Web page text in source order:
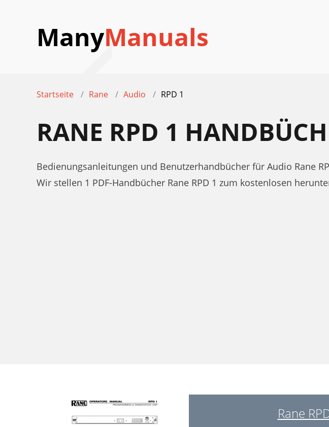
ManyManuals
Startseite Rane Audio RPD 1
RANE RPD 1
Bedienungsanleitungen und Benutzerhandbücher für Audio Rane
Wir stellen 1 PDF-Handbücher Rane RPD 1 zum kostenlosen
Rane